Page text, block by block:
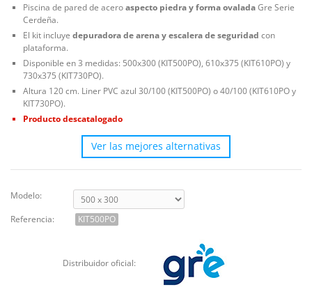
Piscina de pared de aceroaspecto piedra y forma ovaladaGre Serie
Cerdeña.
El kit incluye depuradora de arena y escalera de seguridad con
plataforma.
Disponible en 3 medidas: 500x300 (KIT500PO), 610x375 (KIT610PO) y
730x375 (KIT730PO).
Altura 120 cm. Liner PVC azul 30/100 (KIT500PO) o 40/100 (KIT610PO y
KIT730PO).
Producto descatalogado
Ver las mejores alternativas
Modelo:
Referencia:
KIT500PO
Distribuidor oficial: